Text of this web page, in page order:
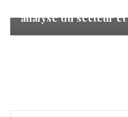
analyse du secteur